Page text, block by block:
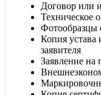
Договор или
Техническое
Фотообразцы
Копия устава
заявителя
Заявление на